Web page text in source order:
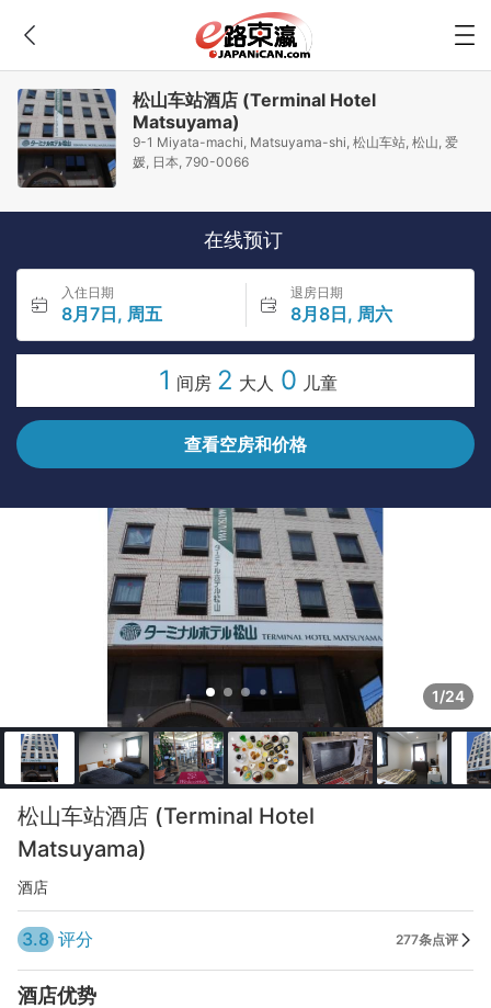
松山车站酒店 (Terminal Hotel
Matsuyama)
9-1 Miyata-machi, Matsuyama-shi, 松山车站, 松山, 爱
媛, 日本, 790-0066
在线预订
入住日期
8月7日, 周五
退房日期
8月8日, 周六
1 间房 2 大人 0 儿童
查看空房和价格
1/24
松山车站酒店 (Terminal Hotel
Matsuyama)
酒店
3.8 评分 277条点评
酒店优势